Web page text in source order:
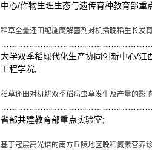
中心/作物生理生态与遗传育种教育部重
稻草全量还田配施腐解菌剂对机插晚稻生长发
大学双季稻现代化生产协同创新中心/江
工程学院;
稻草还田对机耕双季稻病虫草发生及产量的影
省部共建教育部重点实验室;
基于冠层高光谱的南方丘陵地区晚稻氮素营养